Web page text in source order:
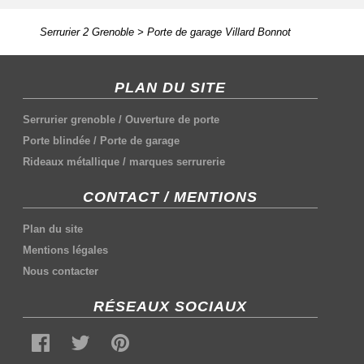
Serrurier 2 Grenoble> Porte de garage Villard Bonnot
PLAN DU SITE
Serrurier grenoble /Ouverture de porte
Porte blindée / Porte de garage
Rideaux métallique / marques serrurerie
CONTACT / MENTIONS
Plan du site
Mentions légales
Nous contacter
RÉSEAUX SOCIAUX